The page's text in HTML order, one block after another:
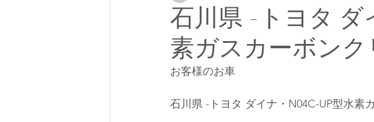
石川県 -トヨタ
素ガスカーボン
お客様のお車
石川県 -トヨタ ダイナ・N04C-UP型水素